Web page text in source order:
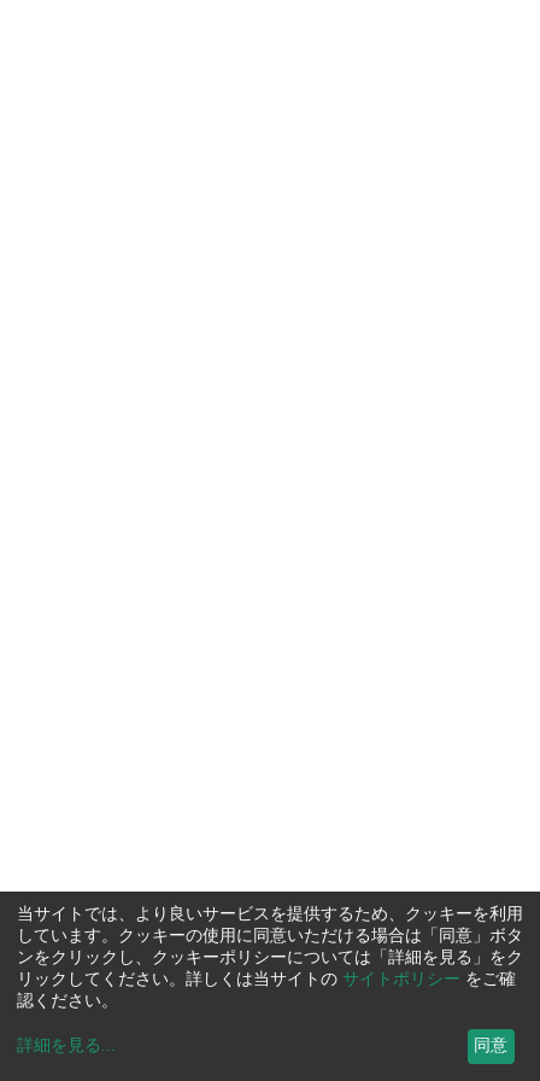
当サイトでは、より良いサービスを提供するため、クッキーを利用
しています。クッキーの使用に同意いただける場合は「同意」ボタ
ンをクリックし、クッキーポリシーについては「詳細を見る」をク
リックしてください。詳しくは当サイトの サイトポリシー をご確
認ください。
詳細を見る ... 同意